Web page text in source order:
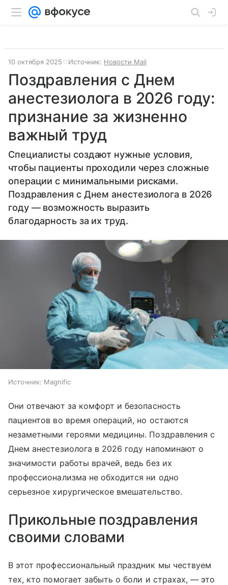
10 октября 2025 Источник: Новости Mail
Поздравления с Днем
анестезиолога в 2026 году:
признание за жизненно
важный труд
Специалисты создают нужные условия,
чтобы пациенты проходили через сложные
операции с минимальными рисками.
Поздравления с Днем анестезиолога в 2026
году — возможность выразить
благодарность за их труд.
Источник: Magnific
Они отвечают за комфорт и безопасность
пациентов во время операций, но остаются
незаметными героями медицины. Поздравления с
Днем анестезиолога в 2026 году напоминают о
значимости работы врачей, ведь без их
профессионализма не обходится ни одно
серьезное хирургическое вмешательство.
Прикольные поздравления
своими словами
В этот профессиональный праздник мы чествуем
тех, кто помогает забыть о боли и страхах, — это